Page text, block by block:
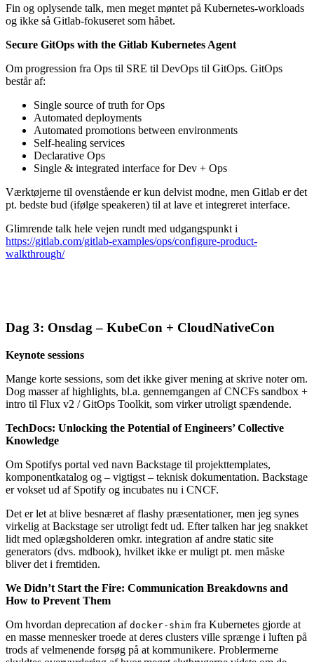
Fin og oplysende talk, men meget møntet på Kubernetes-workloads
og ikke så Gitlab-fokuseret som håbet.
Secure GitOps with the Gitlab Kubernetes Agent
Om progression fra Ops til SRE til DevOps til GitOps. GitOps
består af:
Single source of truth for Ops
Automated deployments
Automated promotions between environments
Self-healing services
Declarative Ops
Single & integrated interface for Dev + Ops
Værktøjerne til ovenstående er kun delvist modne, men Gitlab er det
pt. bedste bud (ifølge speakeren) til at lave et integreret interface.
Glimrende talk hele vejen rundt med udgangspunkt i
https://gitlab.com/gitlab-examples/ops/configure-product-
walkthrough/
Dag 3: Onsdag – KubeCon + CloudNativeCon
Keynote sessions
Mange korte sessions, som det ikke giver mening at skrive noter om.
Dog masser af highlights, bl.a. gennemgangen af CNCFs sandbox +
intro til Flux v2 / GitOps Toolkit, som virker utroligt spændende.
TechDocs: Unlocking the Potential of Engineers’ Collective
Knowledge
Om Spotifys portal ved navn Backstage til projekttemplates,
komponentkatalog og – vigtigst – teknisk dokumentation. Backstage
er vokset ud af Spotify og incubates nu i CNCF.
Det er let at blive besnæret af flashy præsentationer, men jeg synes
virkelig at Backstage ser utroligt fedt ud. Efter talken har jeg snakket
lidt med oplægsholderen omkr. integration af andre static site
generators (dvs. mdbook), hvilket ikke er muligt pt. men måske
bliver det i fremtiden.
We Didn’t Start the Fire: Communication Breakdowns and
How to Prevent Them
Om hvordan deprecation af docker-shim fra Kubernetes gjorde at
en masse mennesker troede at deres clusters ville sprænge i luften på
trods af velmenende forsøg på at kommunikere. Problermerne